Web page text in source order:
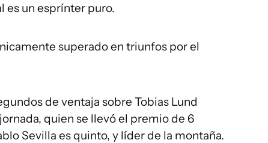
es un esprínter puro.
superado en triunfos por el
de ventaja sobre Tobias Lund
quien se llevó el premio de 6
Sevilla es quinto, y líder de la montaña.